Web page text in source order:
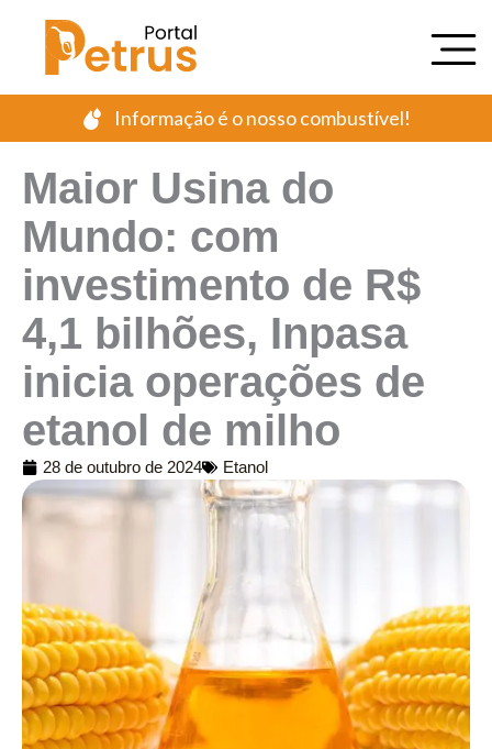
Informação é o nosso combustível!
Maior Usina do
Mundo: com
investimento de R$
4,1 bilhões, Inpasa
inicia operações de
etanol de milho
28 de outubro de 2024 Etanol